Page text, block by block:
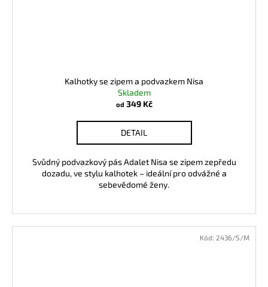
Kalhotky se zipem a podvazkem Nisa
Skladem
od 349 Kč
DETAIL
Svůdný podvazkový pás Adalet Nisa se zipem zepředu
dozadu, ve stylu kalhotek – ideální pro odvážné a
sebevědomé ženy.
Kód: 2436/S/M